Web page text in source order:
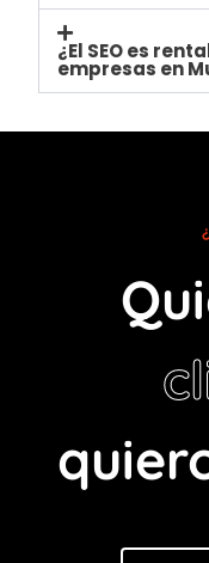
¿El SEO es
empresas en
¿